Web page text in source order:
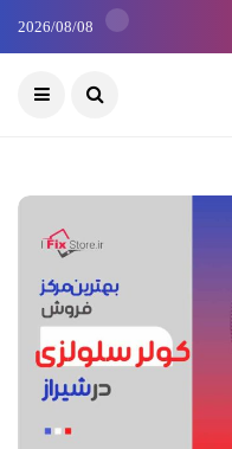
2026/08/08